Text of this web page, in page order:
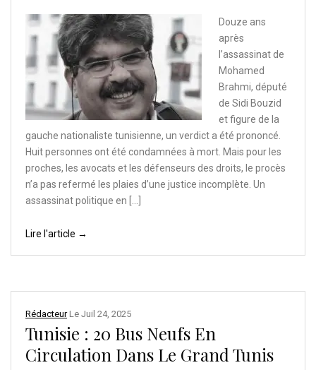
Douze ans
après
l’assassinat de
Mohamed
Brahmi, député
de Sidi Bouzid
et figure de la
gauche nationaliste tunisienne, un verdict a été prononcé.
Huit personnes ont été condamnées à mort. Mais pour les
proches, les avocats et les défenseurs des droits, le procès
n’a pas refermé les plaies d’une justice incomplète. Un
assassinat politique en […]
Lire l'article →
RédacteurLe Juil 24, 2025
Tunisie : 20 Bus Neufs En
Circulation Dans Le Grand Tunis